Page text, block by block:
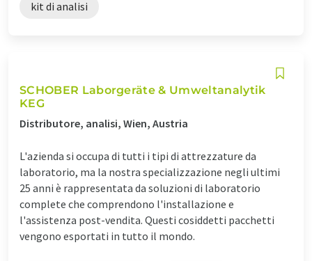
kit di analisi
SCHOBER Laborgeräte & Umweltanalytik
KEG
Distributore, analisi, Wien, Austria
L'azienda si occupa di tutti i tipi di attrezzature da
laboratorio, ma la nostra specializzazione negli ultimi
25 anni è rappresentata da soluzioni di laboratorio
complete che comprendono l'installazione e
l'assistenza post-vendita. Questi cosiddetti pacchetti
vengono esportati in tutto il mondo.